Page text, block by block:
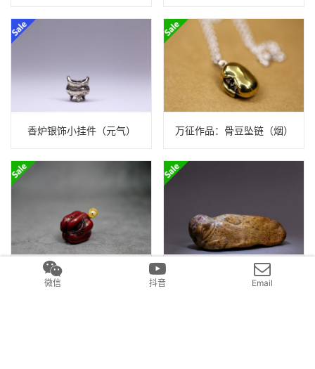
香炉银饰小挂件（元气） 万征作品：骨豆坠链（烟）
侧隙（本） 环斑海豹 置物（高涛）
微信 抖音 Email